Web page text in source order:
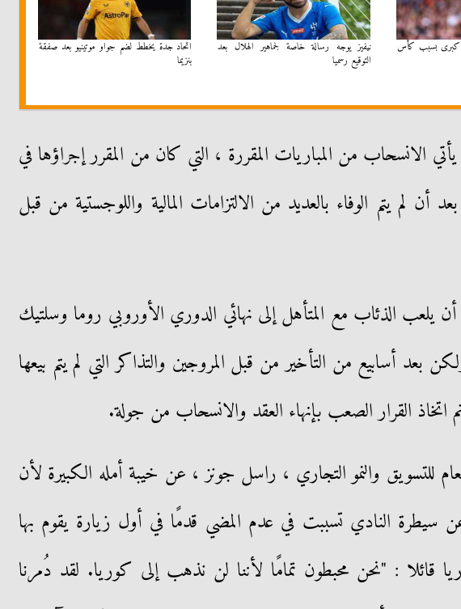
كبرى بسبب كأس
نيفيز يوجه رسالة خاصة لجماهير الهلال بعد
التوقيع رسميا
اتحاد جدة يخطط لضم جواو موتينيو بعد صفقة
بنزيما
الانسحاب من المباريات المقررة ، التي كان من المقرر إجراؤها في
أن لم يتم الوفاء بالعديد من الالتزامات المالية واللوجستية من قبل
يلعب الذئاب مع المتأهل إلى نهائي الدوري الأوروبي روما وسلتيك
بعد أسابيع من التأخير من قبل المروجين والتذاكر التي لم يتم بيعها
اتخاذ القرار الصعب بإنهاء العقد والانسحاب من جولة.
للتسويق والنمو التجاري ، راسل جونز ، عن خيبة أمله الكبيرة لأن
سيطرة النادي تسببت في عدم المضي قدمًا في أول زيارة يقوم بها
قائلا : "نحن محبطون تمامًا لأننا لن نذهب إلى كوريا. لقد دُمرنا